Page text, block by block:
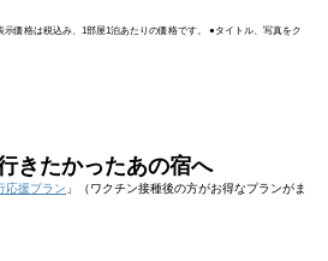
価格は税込み、1部屋1泊あたりの価格です。 ●タイトル、写真をク
きたかったあの宿へ
応援プラン 」（ワクチン接種後の方がお得なプランがま